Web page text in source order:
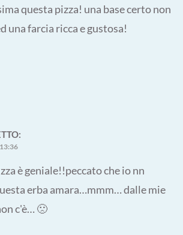
questa pizza! una base certo non
una farcia ricca e gustosa!
è geniale!!peccato che io nn
erba amara…mmm… dalle mie
c'è… 🙁